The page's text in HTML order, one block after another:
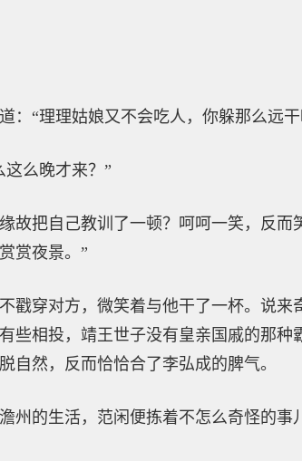
：“理理姑娘又不会吃人，你躲那么远干
么晚才来？”
故把自己教训了一顿？呵呵一笑，反而
赏夜景。”
戳穿对方，微笑着与他干了一杯。说来
相投，靖王世子没有皇亲国戚的那种
自然，反而恰恰合了李弘成的脾气。
州的生活，范闲便拣着不怎么奇怪的事